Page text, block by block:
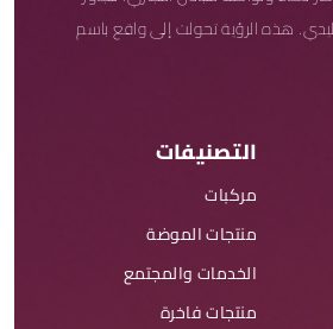
هذه الرؤية تحولت إلى واقع باسم
التصنيفات
مركبات
منتجات الموضة
الخدمات والمجتمع
منتجات فاخرة